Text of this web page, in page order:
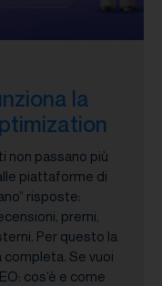
la
non passano più
piattaforme di
risposte:
premi,
Per questo la
completa. Se vuoi
cos’è e come